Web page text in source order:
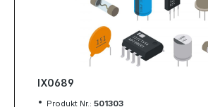
IX0689
Produkt Nr.: 501303